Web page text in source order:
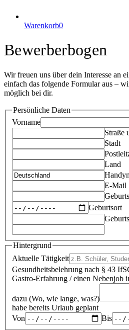
Warenkorb0
Bewerberbogen
Wir freuen uns über dein Interesse an
einfach das folgende Formular aus –
möglich bei dir.
Persönliche Daten
Vorname
Straße
Stadt
Land
E-Mail
Geburtsort
Hintergrund
Aktuelle Tätigkeit
Gesundheitsbelehrung nach § 43
Gastro-Erfahrung / einen Nebenjob
dazu (Wo, wie lange, was?)
habe bereits Urlaub geplant
Von
Bis